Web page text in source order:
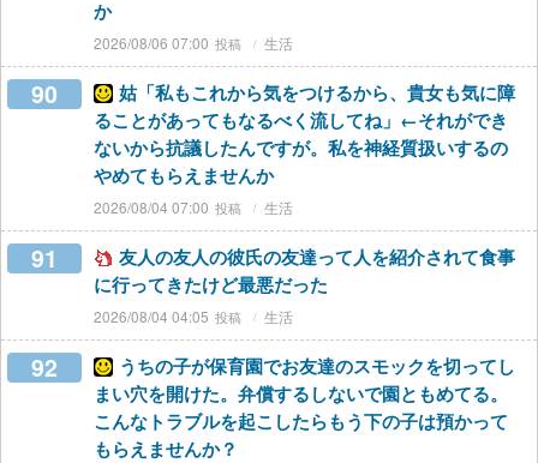
か
2026/08/06 07:00 生活
90
姑「私もこれから気をつけるから、貴女も気に障
ることがあってもなるべく流してね」←それができ
ないから抗議したんですが。私を神経質扱いするの
やめてもらえませんか
2026/08/04 07:00 生活
91
友人の友人の彼氏の友達って人を紹介されて食事
に行ってきたけど最悪だった
2026/08/04 04:05 生活
92
うちの子が保育園でお友達のスモックを切ってし
まい穴を開けた。弁償するしないで園ともめてる。
こんなトラブルを起こしたらもう下の子は預かって
もらえませんか？